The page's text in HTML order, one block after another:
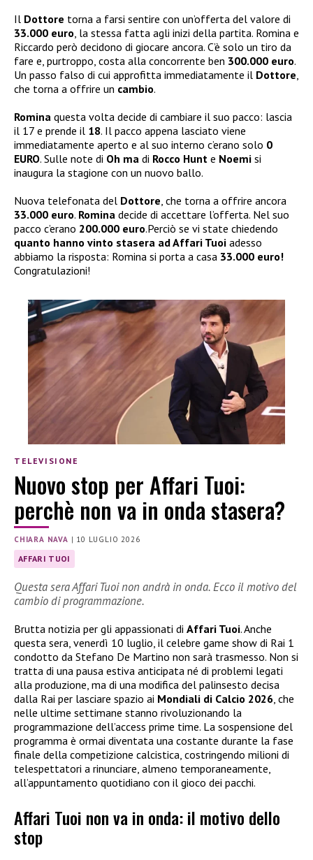
Il Dottore torna a farsi sentire con un’offerta del valore di
33.000 euro , la stessa fatta agli inizi della partita. Romina e
Riccardo però decidono di giocare ancora. C’è solo un tiro da
fare e, purtroppo, costa alla concorrente ben 300.000 euro.
Un passo falso di cui approfitta immediatamente il Dottore
che torna a offrire un cambio.
Romina questa volta decide di cambiare il suo pacco: lascia
il 17 e prende il 18. Il pacco appena lasciato viene
immediatamente aperto e al suo interno c’erano solo 0
EURO. Sulle note di Oh ma di Rocco Hunt e Noemi si
inaugura la stagione con un nuovo ballo.
Nuova telefonata del Dottore , che torna a offrire ancora
33.000 euro. Romina decide di accettare l’offerta. Nel suo
pacco c’erano 200.000 euro.Perciò se vi state chiedendo
quanto hanno vinto stasera ad Affari Tuoi adesso
abbiamo la risposta: Romina si porta a casa 33.000 euro!
Congratulazioni!
TELEVISIONE
Nuovo stop per Affari Tuoi:
perchè non va in onda stasera?
CHIARA NAVA | 10 LUGLIO 2026
AFFARI TUOI
Questa sera Affari Tuoi non andrà in onda. Ecco il motivo del
cambio di programmazione.
Brutta notizia per gli appassionati di Affari Tuoi. Anche
questa sera, venerdì 10 luglio, il celebre game show di Rai 1
condotto da Stefano De Martino non sarà trasmesso. Non si
tratta di una pausa estiva anticipata né di problemi legati
alla produzione, ma di una modifica del palinsesto decisa
dalla Rai per lasciare spazio ai Mondiali di Calcio 2026 , che
nelle ultime settimane stanno rivoluzionando la
programmazione dell’access prime time. La sospensione del
programma è ormai diventata una costante durante la fase
finale della competizione calcistica, costringendo milioni di
telespettatori a rinunciare, almeno temporaneamente,
all’appuntamento quotidiano con il gioco dei pacchi.
Affari Tuoi non va in onda: il motivo dello
stop